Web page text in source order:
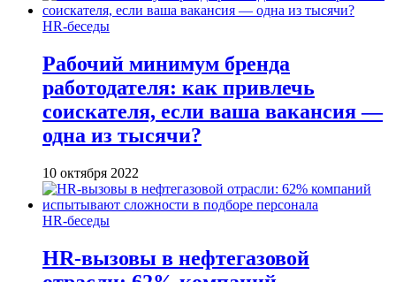
HR-беседы
Рабочий минимум бренда
работодателя: как привлечь
соискателя, если ваша вакансия —
одна из тысячи?
10 октября 2022
HR-беседы
HR-вызовы в нефтегазовой